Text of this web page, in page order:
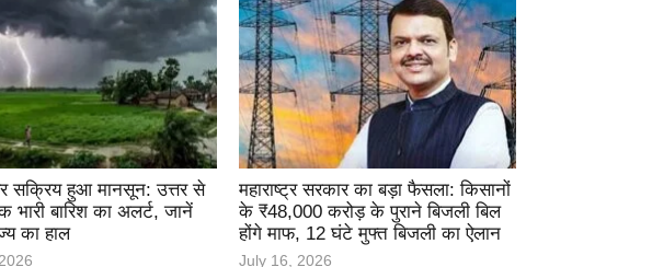
सक्रिय हुआ मानसून: उत्तर से
भारी बारिश का अलर्ट, जानें
का हाल
महाराष्ट्र सरकार का बड़ा फैसला: किसानों
के ₹48,000 करोड़ के पुराने बिजली बिल
होंगे माफ, 12 घंटे मुफ्त बिजली का ऐलान
July 16, 2026